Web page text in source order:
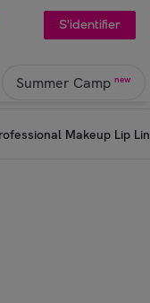
S'identifier
Summer Camp new
Makeup Lip